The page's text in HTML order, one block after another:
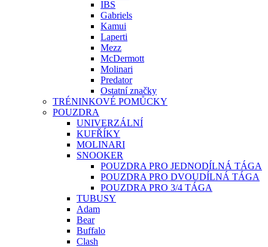
IBS
Gabriels
Kamui
Laperti
Mezz
McDermott
Molinari
Predator
Ostatní značky
TRÉNINKOVÉ POMŮCKY
POUZDRA
UNIVERZÁLNÍ
KUFŘÍKY
MOLINARI
SNOOKER
POUZDRA PRO JEDNODÍLNÁ TÁGA
POUZDRA PRO DVOUDÍLNÁ TÁGA
POUZDRA PRO 3/4 TÁGA
TUBUSY
Adam
Bear
Buffalo
Clash